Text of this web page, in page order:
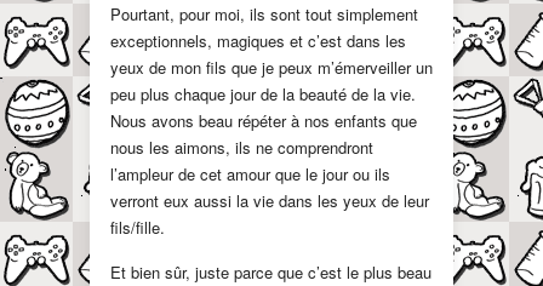
Pourtant, pour moi, ils sont tout simplement
exceptionnels, magiques et c’est dans les
yeux de mon fils que je peux m’émerveiller un
peu plus chaque jour de la beauté de la vie.
Nous avons beau répéter à nos enfants que
nous les aimons, ils ne comprendront
l’ampleur de cet amour que le jour ou ils
verront eux aussi la vie dans les yeux de leur
fils/fille.
Et bien sûr, juste parce que c’est le plus beau